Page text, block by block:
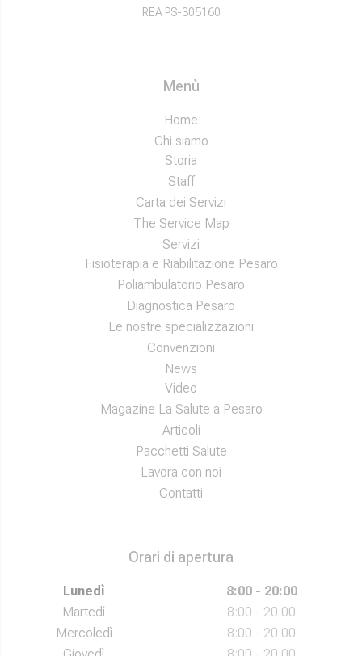
REA PS-305160
Menù
Home
Chi siamo
Storia
Staff
Carta dei Servizi
The Service Map
Servizi
Fisioterapia e Riabilitazione Pesaro
Poliambulatorio Pesaro
Diagnostica Pesaro
Le nostre specializzazioni
Convenzioni
News
Video
Magazine La Salute a Pesaro
Articoli
Pacchetti Salute
Lavora con noi
Contatti
Orari di apertura
Lunedì
8:00 - 20:00
Martedì
8:00 - 20:00
Mercoledì
8:00 - 20:00